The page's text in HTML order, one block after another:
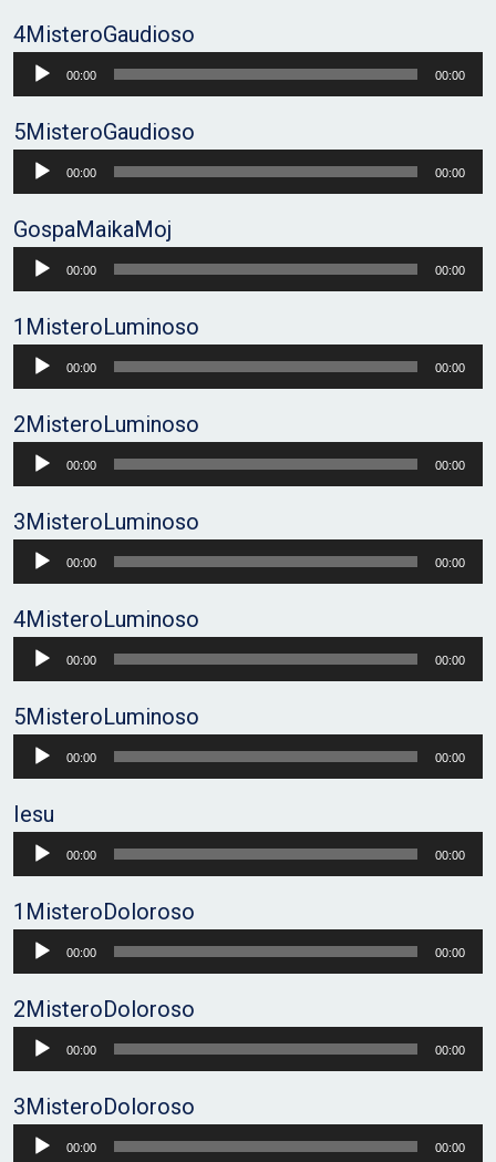
4MisteroGaudioso
Audio
Player
00:00 00:00
5MisteroGaudioso
Audio
Player
00:00 00:00
GospaMaikaMoj
Audio
Player
00:00 00:00
1MisteroLuminoso
Audio
Player
00:00 00:00
2MisteroLuminoso
Audio
Player
00:00 00:00
3MisteroLuminoso
Audio
Player
00:00 00:00
4MisteroLuminoso
Audio
Player
00:00 00:00
5MisteroLuminoso
Audio
Player
00:00 00:00
Iesu
Audio
Player
00:00 00:00
1MisteroDoloroso
Audio
Player
00:00 00:00
2MisteroDoloroso
Audio
Player
00:00 00:00
3MisteroDoloroso
Audio00:00 00:00